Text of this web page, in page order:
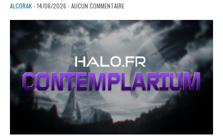
ALCORAK- 14/06/2026 - AUCUN COMMENTAIRE